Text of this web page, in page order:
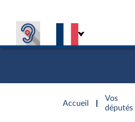
Accueil
d'accueil
Vos
députés